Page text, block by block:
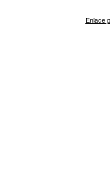
Enlace